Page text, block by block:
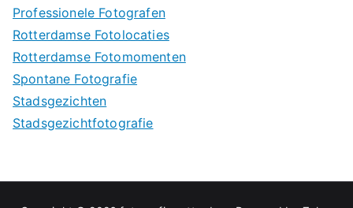
Professionele Fotografen
Rotterdamse Fotolocaties
Rotterdamse Fotomomenten
Spontane Fotografie
Stadsgezichten
Stadsgezichtfotografie